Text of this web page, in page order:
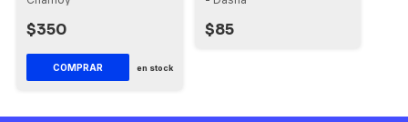
$350
en stock
$85